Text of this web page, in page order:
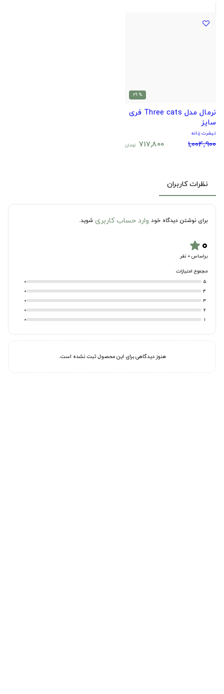
% 29
نرمال مدل Three cats فری
سایز
تیشرت زنانه
1,004,900
717,800 تومان
نظرات کاربران
برای نوشتن دیدگاه خود وارد حساب کاربری شوید.
۰star
براساس 0 نفر
مجموع امتیازات
5
0
4
0
3
0
2
0
1
0
هنوز دیدگاهی برای این محصول ثبت نشده است.